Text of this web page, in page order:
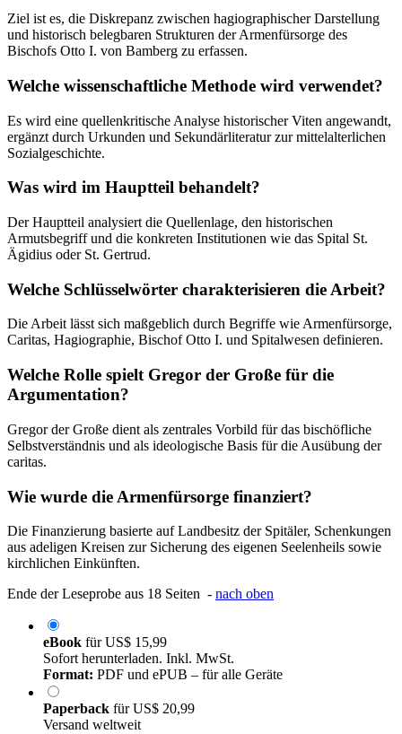
Ziel ist es, die Diskrepanz zwischen hagiographischer Darstellung
und historisch belegbaren Strukturen der Armenfürsorge des
Bischofs Otto I. von Bamberg zu erfassen.
Welche wissenschaftliche Methode wird verwendet?
Es wird eine quellenkritische Analyse historischer Viten angewandt,
ergänzt durch Urkunden und Sekundärliteratur zur mittelalterlichen
Sozialgeschichte.
Was wird im Hauptteil behandelt?
Der Hauptteil analysiert die Quellenlage, den historischen
Armutsbegriff und die konkreten Institutionen wie das Spital St.
Ägidius oder St. Gertrud.
Welche Schlüsselwörter charakterisieren die Arbeit?
Die Arbeit lässt sich maßgeblich durch Begriffe wie Armenfürsorge,
Caritas, Hagiographie, Bischof Otto I. und Spitalwesen definieren.
Welche Rolle spielt Gregor der Große für die
Argumentation?
Gregor der Große dient als zentrales Vorbild für das bischöfliche
Selbstverständnis und als ideologische Basis für die Ausübung der
caritas.
Wie wurde die Armenfürsorge finanziert?
Die Finanzierung basierte auf Landbesitz der Spitäler, Schenkungen
aus adeligen Kreisen zur Sicherung des eigenen Seelenheils sowie
kirchlichen Einkünften.
Ende der Leseprobe aus 18 Seiten - nach oben
eBook fürUS$ 15,99
Sofort herunterladen. Inkl. MwSt.
Format: PDF und ePUB – für alle Geräte
Paperback fürUS$ 20,99
Versand weltweit